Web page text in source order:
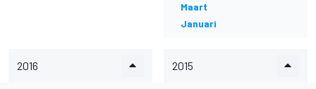
Maart
Januari
2016 2015